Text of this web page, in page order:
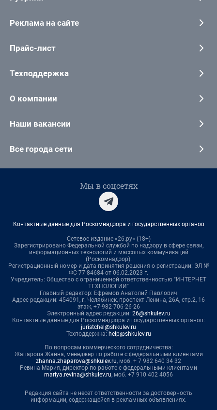
Реклама на сайте
Прайс-лист
Техподдержка
О компании
Наши вакансии
Все города сети
Мы в соцсетях
Контактные данные для Роскомнадзора и государственных органов
Сетевое издание «26.ру» (18+)
Зарегистрировано Федеральной службой по надзору в сфере связи,
информационных технологий и массовых коммуникаций
(Роскомнадзор).
Регистрационный номер и дата принятия решения о регистрации: ЭЛ №
ФС 77-84684 от 06.02.2023 г.
Учредитель: Общество с ограниченной ответственностью "ИНТЕРНЕТ
ТЕХНОЛОГИИ"
Главный редактор: Ефремов Анатолий Павлович
Адрес редакции: 454091, г. Челябинск, проспект Ленина, 26А, стр.2, 16
этаж, +7-982-706-26-26
Электронный адрес редакции: 26@shkulev.ru
Контактные данные для Роскомнадзора и государственных органов:
juristchel@shkulev.ru
Техподдержка: help@shkulev.ru
По вопросам коммерческого сотрудничества:
Жапарова Жанна, менеджер по работе с федеральными клиентами
zhanna.zhaparova@shkulev.ru, моб. + 7 982 640 34 32
Ревина Мария, директор по работе с федеральными клиентами
mariya.revina@shkulev.ru, моб. +7 910 402 4056
Редакция сайта не несет ответственности за достоверность
информации, содержащейся в рекламных объявлениях.